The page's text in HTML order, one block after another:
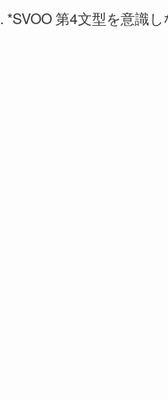
. *SVOO 第4文型を意識